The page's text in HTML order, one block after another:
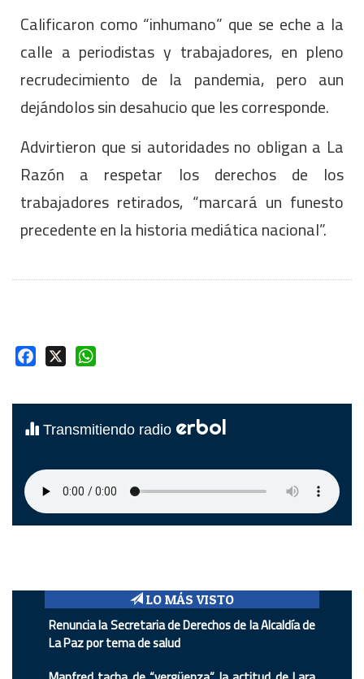
Calificaron como “inhumano” que se eche a la
calle a periodistas y trabajadores, en pleno
recrudecimiento de la pandemia, pero aun
dejándolos sin desahucio que les corresponde.
Advirtieron que si autoridades no obligan a La
Razón a respetar los derechos de los
trabajadores retirados, “marcará un funesto
precedente en la historia mediática nacional”.
Facebook
Transmitiendo radio erbol
LO MÁS VISTO
Renuncia la Secretaria de Derechos de la Alcaldía de
La Paz por tema de salud